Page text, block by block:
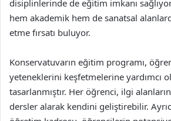
disiplinlerinde de eğitim imkanı
hem akademik hem de sanatsal
etme fırsatı buluyor.
Konservatuvarın eğitim programı,
yeteneklerini keşfetmelerine yardımcı
tasarlanmıştır. Her öğrenci, ilgi
dersler alarak kendini geliştirebilir.